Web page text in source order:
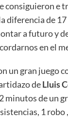
consiguieron e
diferencia de
a futuro y
en el
un gran juego
deLluis
minutos de un
1 robo